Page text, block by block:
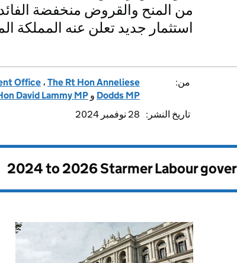
من المنح والقروض منخفضة
استثمار جديد تعلن عنه المملكة
من: Office، The Rt Hon Anneliese
Dodds MP وDavid Lammy MP
تاريخ النشر:
28 نوفمبر 2024
2024 to 2026 Starmer Labour